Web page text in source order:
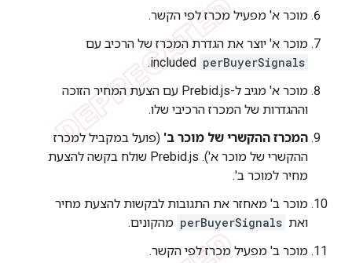
מוכר א' מפעיל מכרז לפי הקשר.
מוכר א' יוצר את הגדרת המכרז של הרכיב עם
perBuyerSignals
מוכר א' מגיב ל-Prebid.js עם הצעת המחיר הזוכה
וההגדרות של המכרז הרכיבי שלו.
המכרז ההקשרי של מוכר ב' (פועל במקביל למכרז
ההקשרי של מוכר א'). ‫Prebid.js שולח בקשה להצעת
מחיר למוכר ב'.
מוכר ב' מאחזר את התגובות לבקשות להצעת מחיר
ואת perBuyerSignals מהקונים.
מוכר ב' מפעיל מכרז לפי הקשר.